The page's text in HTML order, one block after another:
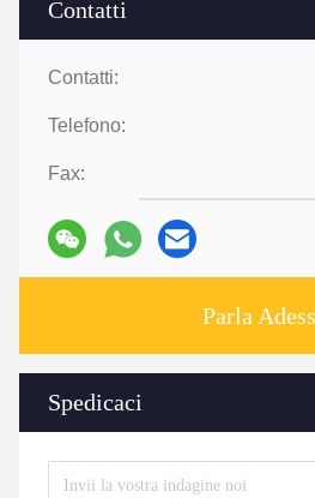
Contatti
Contatti:
Telefono:
Fax:
Parla
Spedicaci